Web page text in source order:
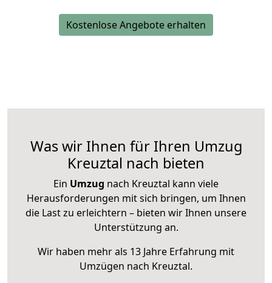
Kostenlose Angebote erhalten
Was wir Ihnen für Ihren Umzug
Kreuztal nach bieten
Ein Umzug nach Kreuztal kann viele
Herausforderungen mit sich bringen, um Ihnen
die Last zu erleichtern – bieten wir Ihnen unsere
Unterstützung an.
Wir haben mehr als 13 Jahre Erfahrung mit
Umzügen nach Kreuztal.